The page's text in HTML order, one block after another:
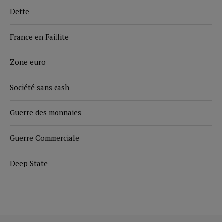
Dette
France en Faillite
Zone euro
Société sans cash
Guerre des monnaies
Guerre Commerciale
Deep State